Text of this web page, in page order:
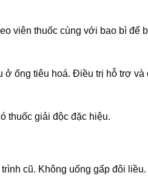
viên thuốc cùng với bao bì để
ống tiêu hoá. Điều trị hỗ trợ và
thuốc giải độc đặc hiệu.
cũ. Không uống gấp đôi liều.